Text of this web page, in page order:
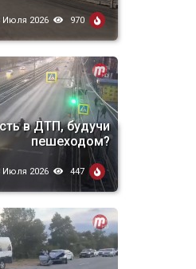
Июля 2026 970
в ДТП, будучи
пешеходом?
Июля 2026 447